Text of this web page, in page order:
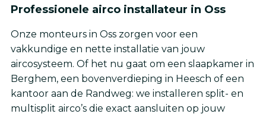
Professionele airco installateur in Oss
Onze monteurs in Oss zorgen voor een
vakkundige en nette installatie van jouw
aircosysteem. Of het nu gaat om een slaapkamer in
Berghem, een bovenverdieping in Heesch of een
kantoor aan de Randweg: we installeren split- en
multisplit airco’s die exact aansluiten op jouw